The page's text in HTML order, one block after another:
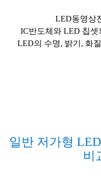
LED동영상
IC반도체와 LED 칩셋
LED의 수명, 밝기, 화
일반 저가형
비